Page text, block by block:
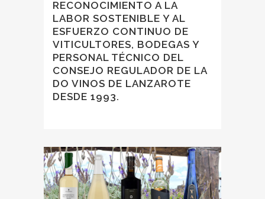
RECONOCIMIENTO A LA
LABOR SOSTENIBLE Y AL
ESFUERZO CONTINUO DE
VITICULTORES, BODEGAS Y
PERSONAL TÉCNICO DEL
CONSEJO REGULADOR DE LA
DO VINOS DE LANZAROTE
DESDE 1993.